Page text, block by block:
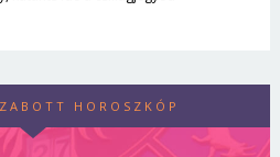
HOROSZKÓP